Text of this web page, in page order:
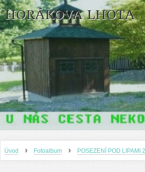
HORÁKOVA LHOTA
Úvod › Fotoalbum › POSEZENÍ POD LIPAMI